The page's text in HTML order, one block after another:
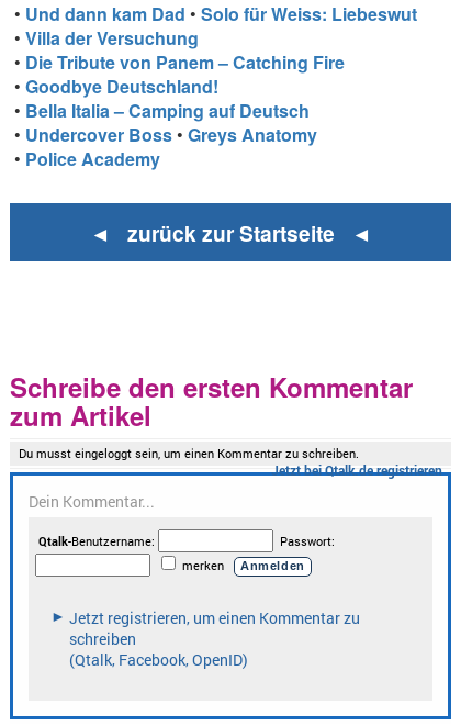
• Und dann kam Dad •Solo für Weiss: Liebeswut
•Villa der Versuchung
• Die Tribute von Panem – Catching Fire
•Goodbye Deutschland!
• Bella Italia – Camping auf Deutsch
• Undercover Boss •Greys Anatomy
• Police Academy
◄ zurück zur Startseite ◄
Schreibe den ersten Kommentar
zum Artikel